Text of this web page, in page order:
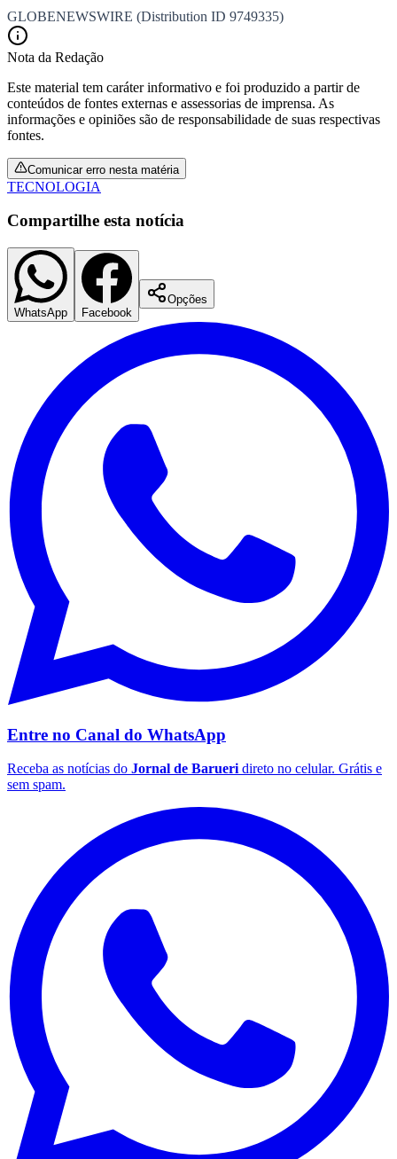
Internacional
Atlético-MG
Cruzeiro
GLOBENEWSWIRE (Distribution ID 9749335)
Nota da Redação
Este material tem caráter informativo e foi produzido a partir de
conteúdos de fontes externas e assessorias de imprensa. As
informações e opiniões são de responsabilidade de suas respectivas
fontes.
Comunicar erro nesta matéria
TECNOLOGIA
Compartilhe esta notícia
WhatsApp Facebook
Opções
Entre no Canal do WhatsApp
Receba as notícias do Jornal de Barueri direto no celular. Grátis e
sem spam.